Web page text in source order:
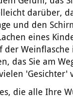
darüber,
und den
eines
der
das Sie am
'Gesichter'
die alle Ihre